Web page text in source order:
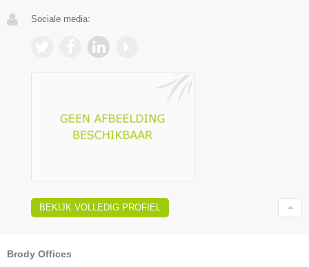
Sociale media:
BEKIJK VOLLEDIG PROFIEL
Brody Offices